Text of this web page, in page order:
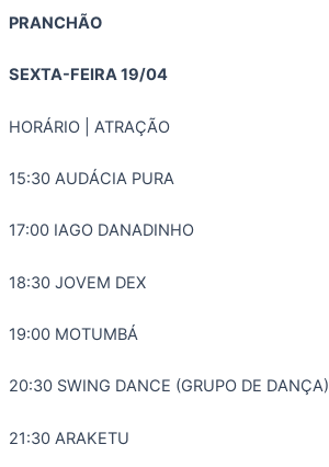
PRANCHÃO
SEXTA-FEIRA 19/04
HORÁRIO | ATRAÇÃO
15:30 AUDÁCIA PURA
17:00 IAGO DANADINHO
18:30 JOVEM DEX
19:00 MOTUMBÁ
20:30 SWING DANCE (GRUPO DE DANÇA)
21:30 ARAKETU